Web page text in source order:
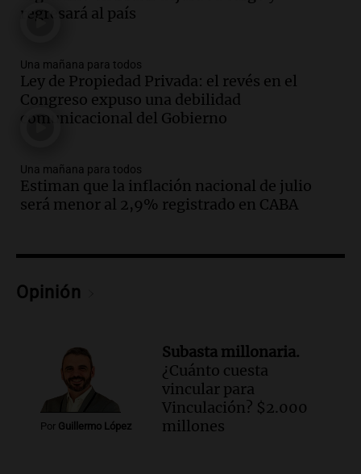
Corte Suprema tras fallo que aparta a
Episodios
Audio.El cardenal Ángel Rossi advirtió
que la justicia social viene siendo
Episodios
Audio.La Bulaya se prepara para el cierre
de su gran muestra anual con la
Audio.
Panorama Federal
Episodios
Audio.Una mujer de 40 años muere en
un accidente en la Ruta 321 cerca de
García Fernández
regresará al país
Una mañana para todos
Ley de Propiedad Privada: el revés en el
Congreso expuso una debilidad
comunicacional del Gobierno
Una mañana para todos
Estiman que la inflación nacional de julio
será menor al 2,9% registrado en CABA
Opinión
Por Guillermo López
Subasta millonaria.
¿Cuánto cuesta
vincular para
Vinculación? $2.000
millones